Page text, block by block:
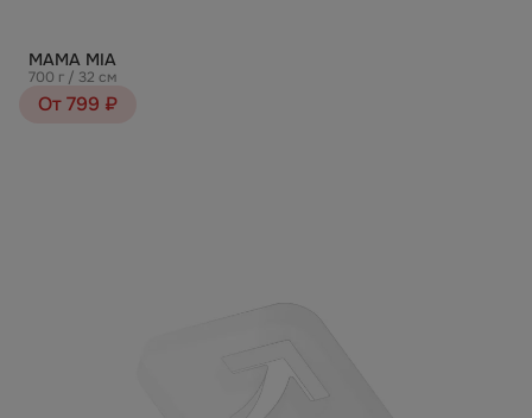
МАМА MIA
700 г / 32 см
От 799 ₽